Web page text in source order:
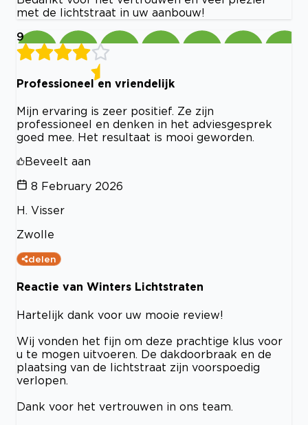
met de lichtstraat in uw aanbouw!
9
Professioneel en vriendelijk
Mijn ervaring is zeer positief. Ze zijn
professioneel en denken in het adviesgesprek
goed mee. Het resultaat is mooi geworden.
Beveelt aan
8 February 2026
H. Visser
Zwolle
delen
Reactie van Winters Lichtstraten
Hartelijk dank voor uw mooie review!
Wij vonden het fijn om deze prachtige klus voor
u te mogen uitvoeren. De dakdoorbraak en de
plaatsing van de lichtstraat zijn voorspoedig
verlopen.
Dank voor het vertrouwen in ons team.